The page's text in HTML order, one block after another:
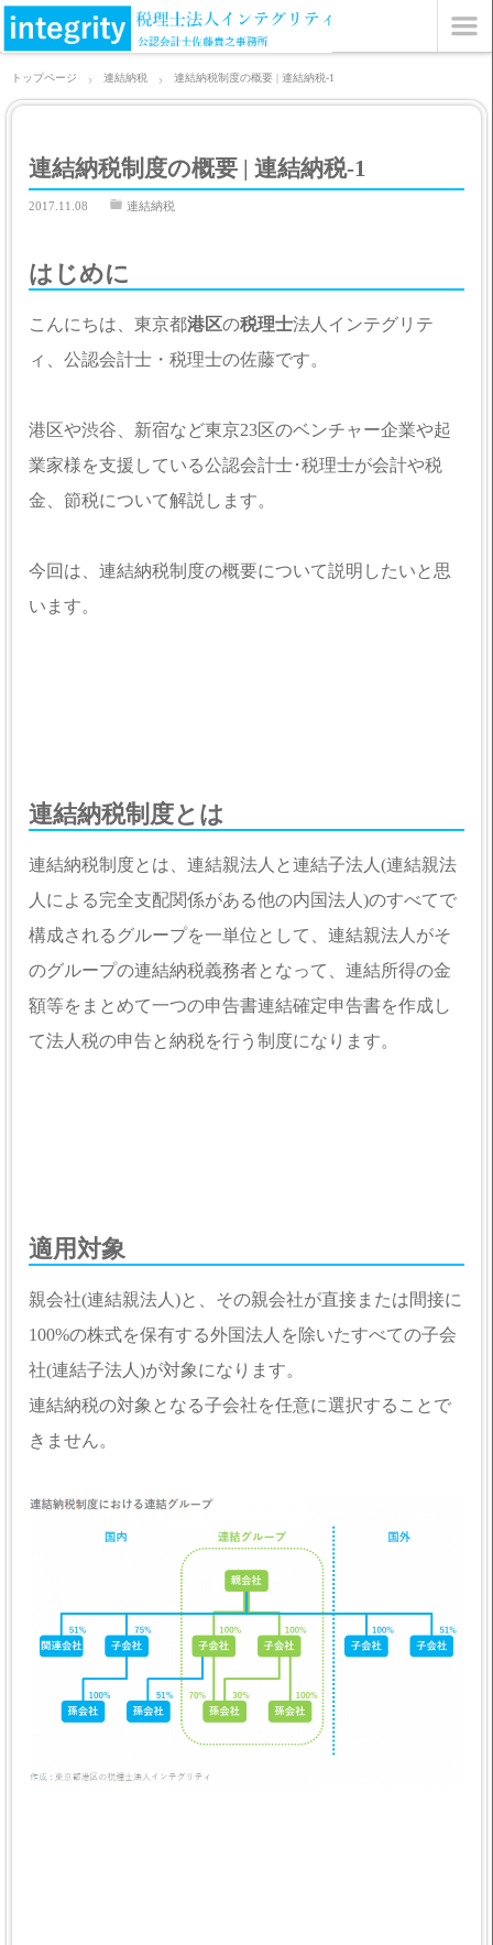
トップページ 連結納税 連結納税制度の概要 | 連結納税-1
連結納税制度の概要 | 連結納税-1
2017.11.08 連結納税
はじめに
こんにちは、東京都港区の税理士法人インテグリテ
ィ、公認会計士・税理士の佐藤です。
港区や渋谷、新宿など東京23区のベンチャー企業や起
業家様を支援している公認会計士･税理士が会計や税
金、節税について解説します。
今回は、連結納税制度の概要について説明したいと思
います。
連結納税制度とは
連結納税制度とは、連結親法人と連結子法人(連結親法
人による完全支配関係がある他の内国法人)のすべてで
構成されるグループを一単位として、連結親法人がそ
のグループの連結納税義務者となって、連結所得の金
額等をまとめて一つの申告書連結確定申告書を作成し
て法人税の申告と納税を行う制度になります。
適用対象
親会社(連結親法人)と、その親会社が直接または間接に
100%の株式を保有する外国法人を除いたすべての子会
社(連結子法人)が対象になります。
連結納税の対象となる子会社を任意に選択することで
きません。